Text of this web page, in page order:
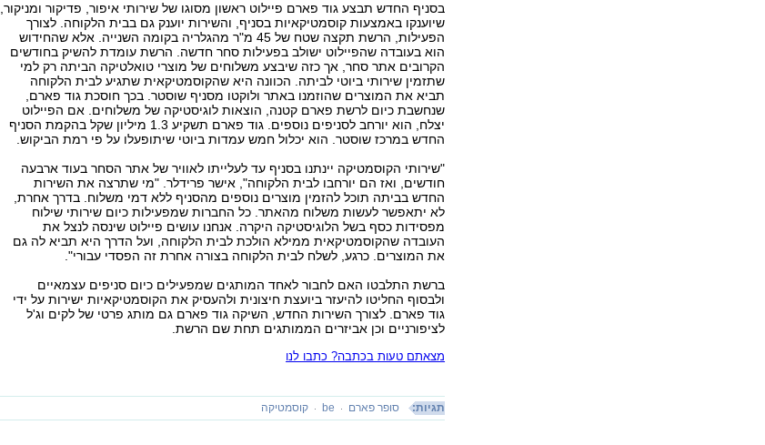
בסניף החדש תבצע גוד פארם פיילוט ראשון מסוגו של שירותי איפור, פדיקור ומניקור,
שיוענקו באמצעות קוסמטיקאיות בסניף, והשירות יוענק גם בבית הלקוחה. לצורך
הפעילות, הרשת תקצה שטח של 45 מ"ר מהגלריה בקומה השנייה. אלא שהחידוש
הוא בעובדה שהפיילוט ישולב בפעילות סחר חדשה. הרשת עומדת להשיק בחודשים
הקרובים אתר סחר, אך כזה שיבצע משלוחים של מוצרי טואלטיקה הביתה רק למי
שתזמין שירותי ביוטי לביתה. הכוונה היא שהקוסמטיקאית שתגיע לבית הלקוחה
תביא את המוצרים שהוזמנו באתר ולוקטו מסניף שוסטר. בכך חוסכת גוד פארם,
שנחשבת כיום לרשת פארם קטנה, הוצאות לוגיסטיקה של משלוחים. אם הפיילוט
יצלח, הוא יורחב לסניפים נוספים. גוד פארם תשקיע 1.3 מיליון שקל בהקמת הסניף
החדש במרכז שוסטר. הוא יכלול חמש עמדות ביוטי שיתופעלו על פי רמת הביקוש.
"שירותי הקוסמטיקה יינתנו בסניף עד לעלייתו לאוויר של אתר הסחר בעוד ארבעה
חודשים, ואז הם יורחבו לבית הלקוחה", אישר פרידלר. "מי שתרצה את השירות
החדש בביתה תוכל להזמין מוצרים נוספים מהסניף ללא דמי משלוח. בדרך אחרת,
לא יתאפשר לעשות משלוח מהאתר. כל החברות שמפעילות כיום שירותי שילוח
מפסידות כסף בשל הלוגיסטיקה היקרה. אנחנו עושים פיילוט שינסה לנצל את
העובדה שהקוסמטיקאית ממילא הולכת לבית הלקוחה, ועל הדרך היא תביא לה גם
את המוצרים. כרגע, לשלח לבית הלקוחה בצורה אחרת זה הפסדי עבורי".
ברשת התלבטו האם לחבור לאחד המותגים שמפעילים כיום סניפים עצמאיים
ולבסוף החליטו להיעזר ביועצת חיצונית ולהעסיק את הקוסמטיקאיות ישירות על ידי
גוד פארם. לצורך השירות החדש, השיקה גוד פארם גם מותג פרטי של לקים וג'ל
לציפורניים וכן אביזרים הממותגים תחת שם הרשת.
מצאתם טעות בכתבה? כתבו לנו
תגיות: סופר פארם be קוסמטיקה